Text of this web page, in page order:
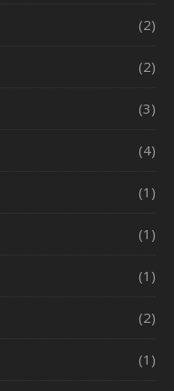
(2)
(2)
(3)
(4)
(1)
(1)
(1)
(2)
(1)